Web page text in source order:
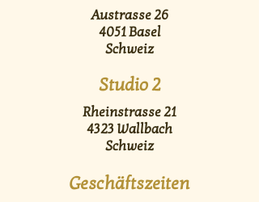
Austrasse 26
4051 Basel
Schweiz
Studio 2
Rheinstrasse 21
4323 Wallbach
Schweiz
Geschäftszeiten